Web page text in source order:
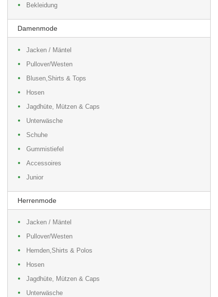
Bekleidung
Damenmode
Jacken / Mäntel
Pullover/Westen
Blusen,Shirts & Tops
Hosen
Jagdhüte, Mützen & Caps
Unterwäsche
Schuhe
Gummistiefel
Accessoires
Junior
Herrenmode
Jacken / Mäntel
Pullover/Westen
Hemden,Shirts & Polos
Hosen
Jagdhüte, Mützen & Caps
Unterwäsche